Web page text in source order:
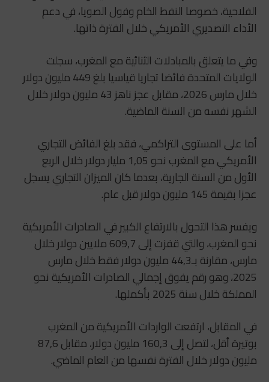
الفلاحية، خصوصا النفط الخام وفول الصويا، في دعم
الأداء التصديري الأمريكي خلال الفترة ذاتها.
وفي ما يتعلق بالمبادلات الثنائية مع المغرب، سجلت
الولايات المتحدة فائضا تجاريا قياسيا بلغ 449 مليون دولار
خلال مارس 2026، مقابل عجز ناهز 43 مليون دولار خلال
الشهر نفسه من السنة الماضية.
أما على المستوى التراكمي، فقد بلغ الفائض التجاري
الأمريكي مع المغرب نحو 1,05 مليار دولار خلال الربع
الأول من السنة الجارية، بعدما كان الميزان التجاري يسجل
عجزا بقيمة 145 مليون دولار قبل عام.
ويفسر هذا التحول بالارتفاع الكبير في الصادرات الأمريكية
نحو المغرب، والتي قفزت إلى 609,7 ملايين دولار خلال
مارس، مقارنة بـ44,3 مليون دولار فقط خلال مارس
2025، وهو رقم يفوق إجمالي الصادرات الأمريكية نحو
المملكة خلال سنة 2025 بأكملها.
في المقابل، ارتفعت الواردات الأمريكية من المغرب
بوتيرة أقل، لتصل إلى 160,3 مليون دولار، مقابل 87,6
مليون دولار خلال الفترة نفسها من العام الماضي.